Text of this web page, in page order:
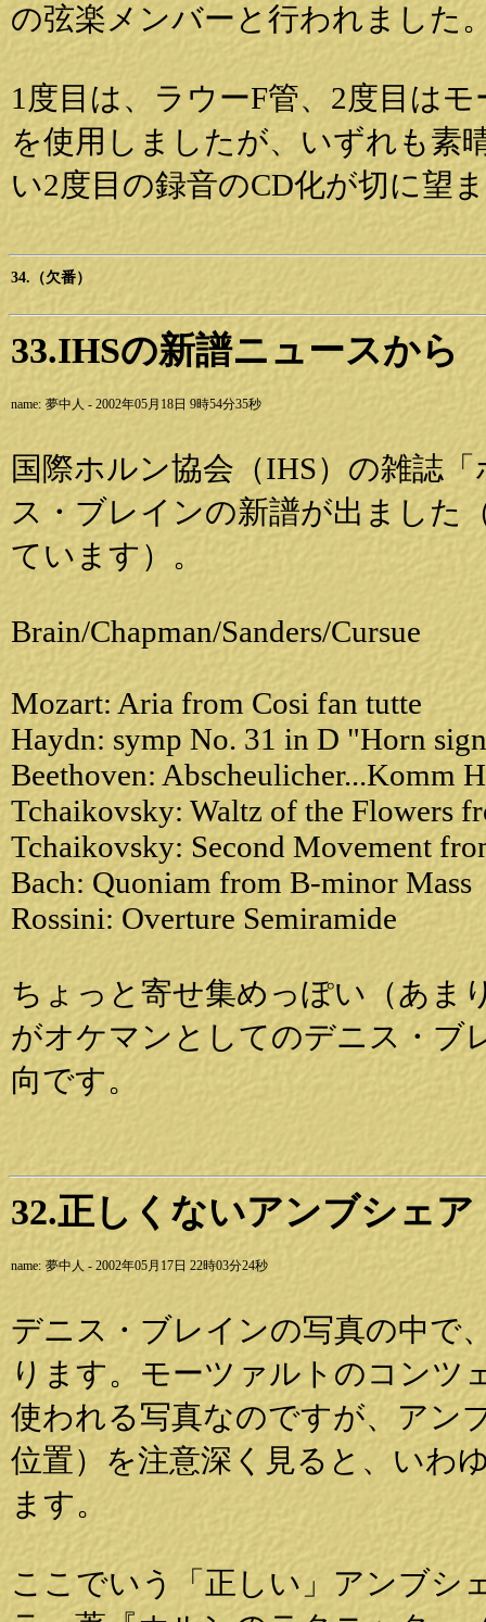
の弦楽メンバーと行われました
1度目は、ラウーF管、2度目は
を使用しましたが、いずれも素
い2度目の録音のCD化が切に望
34.（欠番）
33.IHSの新譜ニュースから
name: 夢中人 - 2002年05月18日 9時54分35秒
国際ホルン協会（IHS）の雑誌
ス・ブレインの新譜が出ました
ています）。
Brain/Chapman/Sanders/Cursue
Mozart: Aria from Cosi fan tutte
Haydn: symp No. 31 in D "Horn
Beethoven: Abscheulicher...Komm
Tchaikovsky: Waltz of the Flowers
Tchaikovsky: Second Movement
Bach: Quoniam from B-minor Mass
Rossini: Overture Semiramide
ちょっと寄せ集めっぽい（あま
がオケマンとしてのデニス・ブ
向です。
32.正しくないアンブシェア
name: 夢中人 - 2002年05月17日 22時03分24秒
デニス・ブレインの写真の中で
ります。モーツァルトのコンツ
使われる写真なのですが、アン
位置）を注意深く見ると、いわ
ます。
ここでいう「正しい」アンブシ